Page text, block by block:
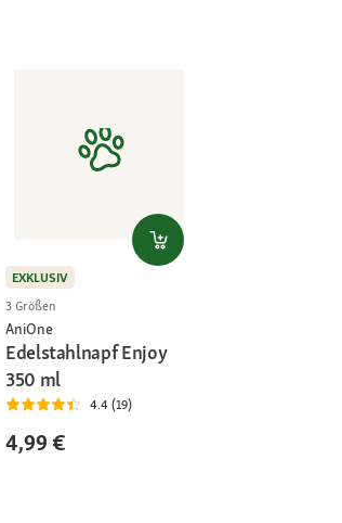
EXKLUSIV
3 Größen
AniOne
Edelstahlnapf Enjoy
350 ml
4.4 (19)
4,99 €